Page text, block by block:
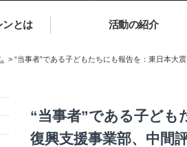
ンとは 活動の紹介
> “当事者”である子どもたちにも報告を：東日本大
“当事者”である子ども
復興支援事業部、中間